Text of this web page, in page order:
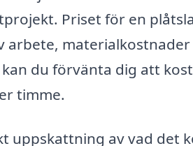
Priset för en
arbete,
du förvänta dig att
timme.
uppskattning av vad det